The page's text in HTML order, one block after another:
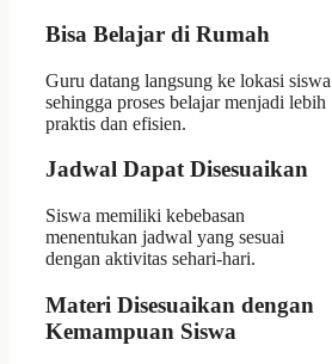
Bisa Belajar di Rumah
Guru datang langsung ke lokasi siswa
sehingga proses belajar menjadi lebih
praktis dan efisien.
Jadwal Dapat Disesuaikan
Siswa memiliki kebebasan
menentukan jadwal yang sesuai
dengan aktivitas sehari-hari.
Materi Disesuaikan dengan
Kemampuan Siswa